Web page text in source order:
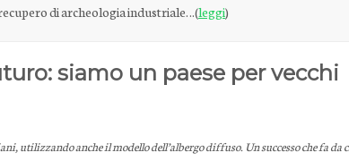
di archeologia industriale…(leggi)
siamo un paese per vecchi
utilizzando anche il modello dell’albergo diffuso. Un successo che fa